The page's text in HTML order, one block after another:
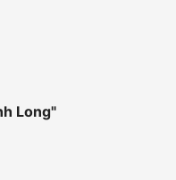
Long"